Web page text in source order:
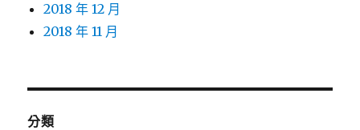
2018 年 12 月
2018 年 11 月
分類